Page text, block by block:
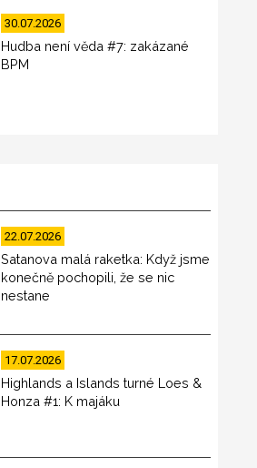
30.07.2026
Hudba není věda #7: zakázané
BPM
22.07.2026
Satanova malá raketka: Když jsme
konečně pochopili, že se nic
nestane
17.07.2026
Highlands a Islands turné Loes &
Honza #1: K majáku